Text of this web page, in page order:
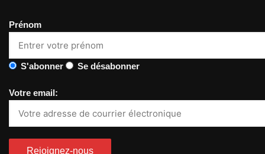
Prénom
S'abonner Se désabonner
Votre email: